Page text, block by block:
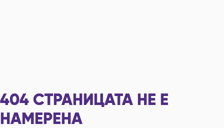
404 СТРАНИЦАТА НЕ Е
НАМЕРЕНА